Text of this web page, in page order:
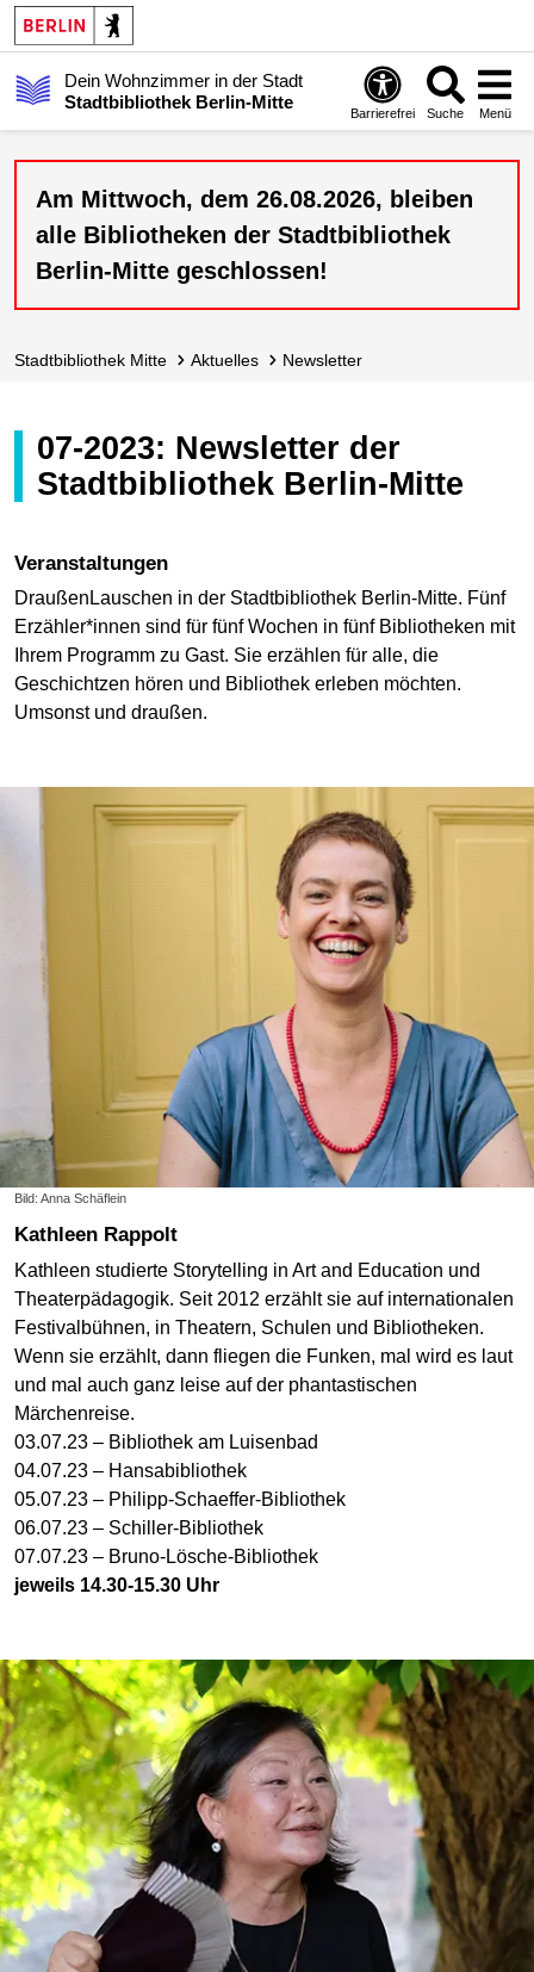
Dein Wohnzimmer in der Stadt
Stadtbibliothek Berlin-Mitte
Barrierefrei Suche Menü
Am Mittwoch, dem 26.08.2026, bleiben
alle Bibliotheken der Stadtbibliothek
Berlin-Mitte geschlossen!
Stadt­bibliothek Mitte Aktuelles Newsletter
07-2023: Newsletter der
Stadtbibliothek Berlin-Mitte
Veranstaltungen
DraußenLauschen in der Stadtbibliothek Berlin-Mitte. Fünf
Erzähler*innen sind für fünf Wochen in fünf Bibliotheken mit
Ihrem Programm zu Gast. Sie erzählen für alle, die
Geschichtzen hören und Bibliothek erleben möchten.
Umsonst und draußen.
Bild: Anna Schäflein
Kathleen Rappolt
Kathleen studierte Storytelling in Art and Education und
Theaterpädagogik. Seit 2012 erzählt sie auf internationalen
Festivalbühnen, in Theatern, Schulen und Bibliotheken.
Wenn sie erzählt, dann fliegen die Funken, mal wird es laut
und mal auch ganz leise auf der phantastischen
Märchenreise.
03.07.23 – Bibliothek am Luisenbad
04.07.23 – Hansabibliothek
05.07.23 – Philipp-Schaeffer-Bibliothek
06.07.23 – Schiller-Bibliothek
07.07.23 – Bruno-Lösche-Bibliothek
jeweils 14.30-15.30 Uhr